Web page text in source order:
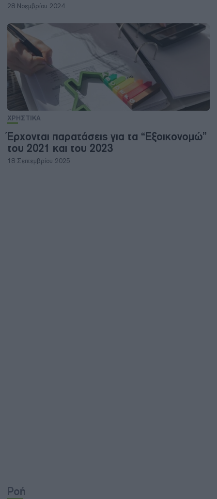
28 Νοεμβρίου 2024
ΧΡΗΣΤΙΚΑ
Έρχονται παρατάσεις για τα “Εξοικονομώ”
του 2021 και του 2023
18 Σεπτεμβρίου 2025
Ροή